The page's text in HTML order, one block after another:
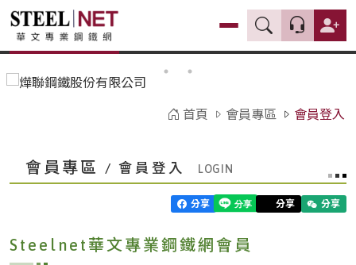
首頁 會員專區 會員登入
會員專區 / 會員登入
分享 分享 分享
Steelnet華文專業鋼鐵網會員